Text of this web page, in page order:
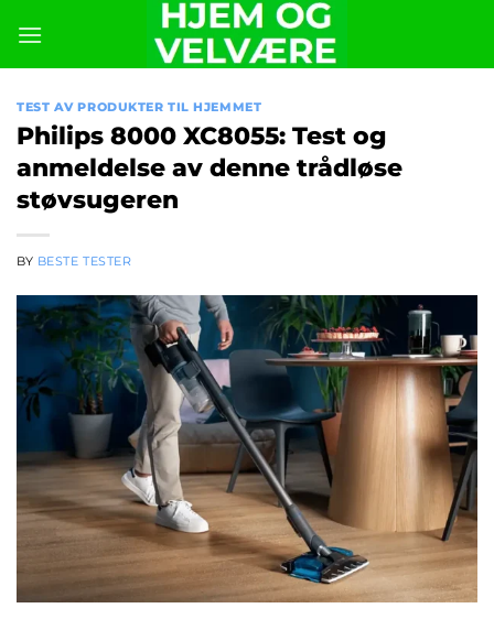
content
TEST AV PRODUKTER TIL HJEMMET
Philips 8000 XC8055: Test og
anmeldelse av denne trådløse
støvsugeren
BY BESTE TESTER